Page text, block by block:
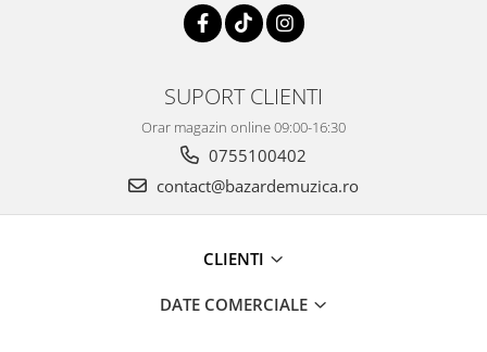
SUPORT CLIENTI
Orar magazin online 09:00-16:30
0755100402
contact@bazardemuzica.ro
CLIENTI
DATE COMERCIALE